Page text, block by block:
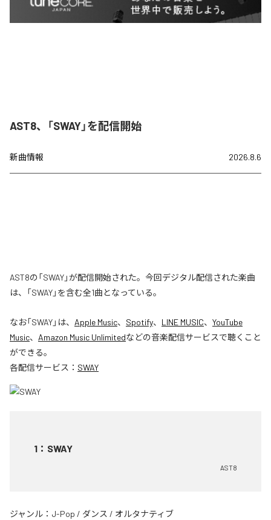
AST8、「SWAY」を配信開始
新曲情報 2026.8.6
AST8の「SWAY」が配信開始された。今回デジタル配信された楽曲
は、「SWAY」を含む全1曲となっている。
なお「SWAY」は、 Apple Music、 Spotify、 LINE MUSIC、 YouTube
Music、 Amazon Music Unlimitedなどの音楽配信サービスで聴くこと
ができる。
各配信サービス： SWAY
1 ： SWAY
AST8
ジャンル： J-Pop / ダンス / オルタナティブ